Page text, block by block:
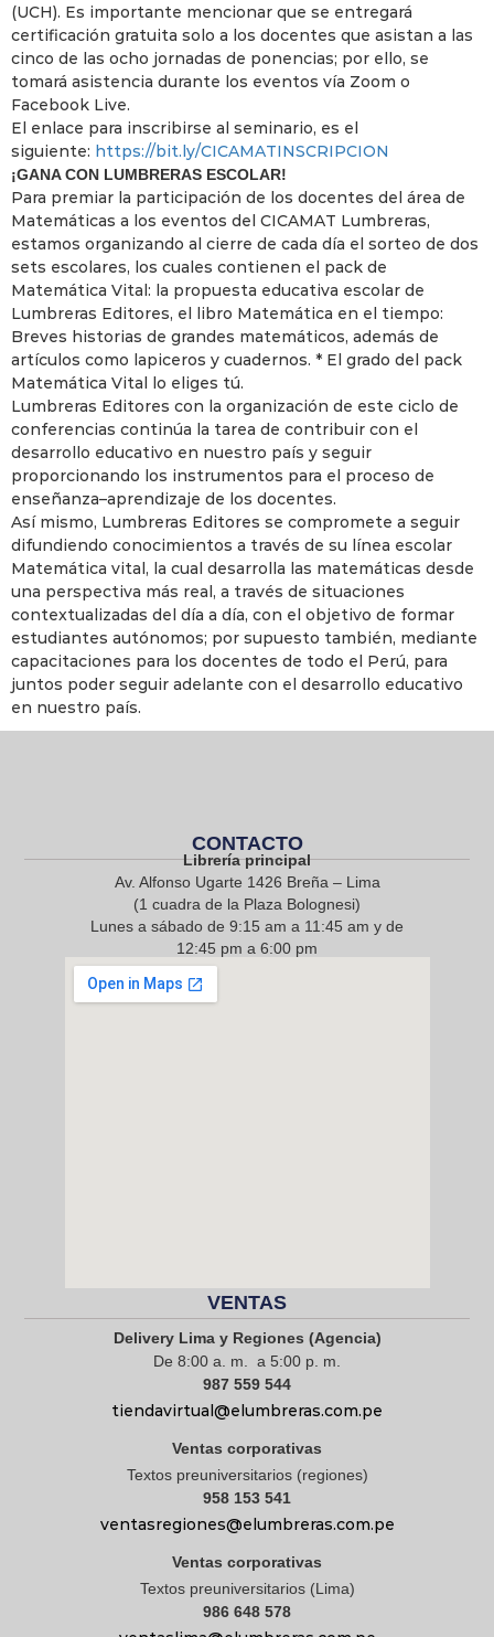
(UCH). Es importante mencionar que se entregará
certificación gratuita solo a los docentes que asistan a las
cinco de las ocho jornadas de ponencias; por ello, se
tomará asistencia durante los eventos vía Zoom o
Facebook Live.
El enlace para inscribirse al seminario, es el
siguiente: https://bit.ly/CICAMATINSCRIPCION
¡GANA CON LUMBRERAS ESCOLAR!
Para premiar la participación de los docentes del área de
Matemáticas a los eventos del CICAMAT Lumbreras,
estamos organizando al cierre de cada día el sorteo de dos
sets escolares, los cuales contienen el pack de
Matemática Vital: la propuesta educativa escolar de
Lumbreras Editores, el libro Matemática en el tiempo:
Breves historias de grandes matemáticos, además de
artículos como lapiceros y cuadernos. * El grado del pack
Matemática Vital lo eliges tú.
Lumbreras Editores con la organización de este ciclo de
conferencias continúa la tarea de contribuir con el
desarrollo educativo en nuestro país y seguir
proporcionando los instrumentos para el proceso de
enseñanza–aprendizaje de los docentes.
Así mismo, Lumbreras Editores se compromete a seguir
difundiendo conocimientos a través de su línea escolar
Matemática vital, la cual desarrolla las matemáticas desde
una perspectiva más real, a través de situaciones
contextualizadas del día a día, con el objetivo de formar
estudiantes autónomos; por supuesto también, mediante
capacitaciones para los docentes de todo el Perú, para
juntos poder seguir adelante con el desarrollo educativo
en nuestro país.
CONTACTO
Librería principal
Av. Alfonso Ugarte 1426 Breña – Lima
(1 cuadra de la Plaza Bolognesi)
Lunes a sábado de 9:15 am a 11:45 am y de
12:45 pm a 6:00 pm
968 217 912
VENTAS
Delivery Lima y Regiones (Agencia)
De 8:00 a. m. a 5:00 p. m.
987 559 544
tiendavirtual@elumbreras.com.pe
Ventas corporativas
Textos preuniversitarios (regiones)
958 153 541
ventasregiones@elumbreras.com.pe
Ventas corporativas
Textos preuniversitarios (Lima)
986 648 578